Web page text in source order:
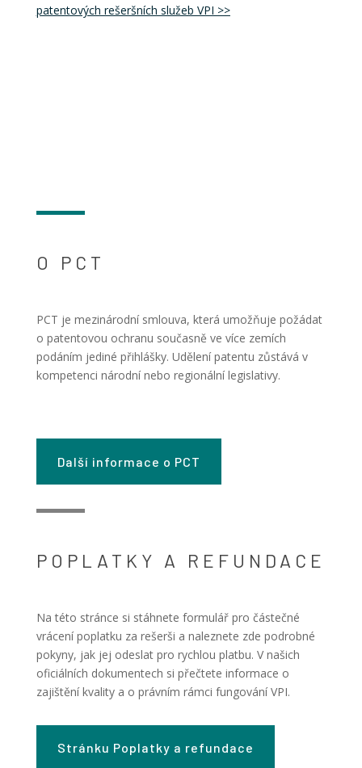
patentových rešeršních služeb VPI >>
O PCT
PCT je mezinárodní smlouva, která umožňuje požádat
o patentovou ochranu současně ve více zemích
podáním jediné přihlášky. Udělení patentu zůstává v
kompetenci národní nebo regionální legislativy.
Další informace o PCT
POPLATKY A REFUNDACE
Na této stránce si stáhnete formulář pro částečné
vrácení poplatku za rešerši a naleznete zde podrobné
pokyny, jak jej odeslat pro rychlou platbu. V našich
oficiálních dokumentech si přečtete informace o
zajištění kvality a o právním rámci fungování VPI.
Stránku Poplatky a refundace